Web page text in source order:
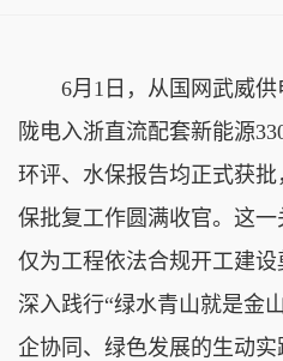
6月1日，从国网武威供
陇电入浙直流配套新能源
环评、水保报告均正式获
保批复工作圆满收官。这
仅为工程依法合规开工建
深入践行“绿水青山就是金
企协同、绿色发展的生动实